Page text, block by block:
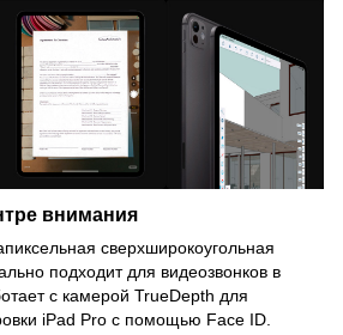
внимания
сверхширокоугольная
подходит для видеозвонков в
с камерой TrueDepth для
iPad Pro с помощью Face ID.